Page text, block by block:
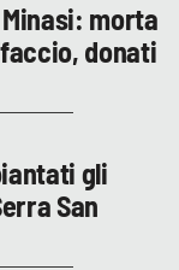
morta
donati
gli
San